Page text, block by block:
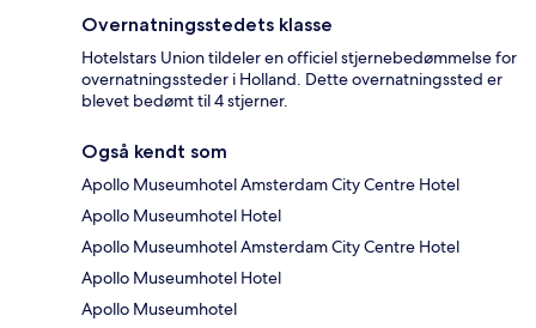
Overnatningsstedets klasse
Hotelstars Union tildeler en officiel stjernebedømmelse for
overnatningssteder i Holland. Dette overnatningssted er
blevet bedømt til 4 stjerner.
Også kendt som
Apollo Museumhotel Amsterdam City Centre Hotel
Apollo Museumhotel Hotel
Apollo Museumhotel Amsterdam City Centre Hotel
Apollo Museumhotel Hotel
Apollo Museumhotel